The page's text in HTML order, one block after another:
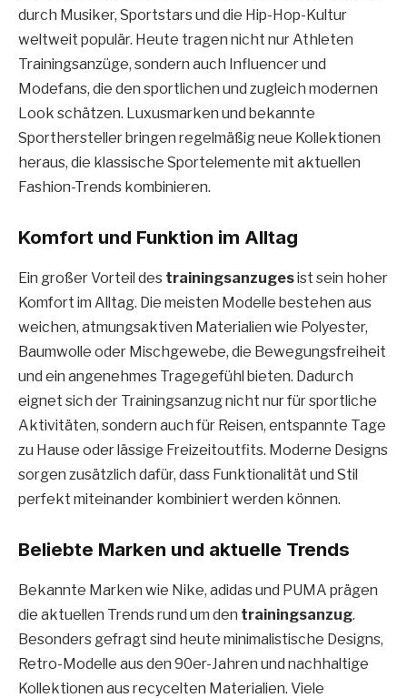
durch Musiker, Sportstars und die Hip-Hop-Kultur
weltweit populär. Heute tragen nicht nur Athleten
Trainingsanzüge, sondern auch Influencer und
Modefans, die den sportlichen und zugleich modernen
Look schätzen. Luxusmarken und bekannte
Sporthersteller bringen regelmäßig neue Kollektionen
heraus, die klassische Sportelemente mit aktuellen
Fashion-Trends kombinieren.
Komfort und Funktion im Alltag
Ein großer Vorteil des trainingsanzugesist sein hoher
Komfort im Alltag. Die meisten Modelle bestehen aus
weichen, atmungsaktiven Materialien wie Polyester,
Baumwolle oder Mischgewebe, die Bewegungsfreiheit
und ein angenehmes Tragegefühl bieten. Dadurch
eignet sich der Trainingsanzug nicht nur für sportliche
Aktivitäten, sondern auch für Reisen, entspannte Tage
zu Hause oder lässige Freizeitoutfits. Moderne Designs
sorgen zusätzlich dafür, dass Funktionalität und Stil
perfekt miteinander kombiniert werden können.
Beliebte Marken und aktuelle Trends
Bekannte Marken wie Nike, adidas und PUMA prägen
die aktuellen Trends rund um den trainingsanzug.
Besonders gefragt sind heute minimalistische Designs,
Retro-Modelle aus den 90er-Jahren und nachhaltige
Kollektionen aus recycelten Materialien. Viele